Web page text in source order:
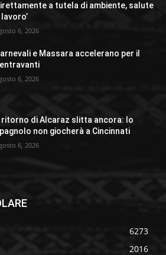
a tutela di ambiente, salute
lavoro’
6, 2026
e Massara accelerano per il
6, 2026
Il ritorno di Alcaraz slitta ancora: lo
non giocherà a Cincinnati
6, 2026
6273
2016